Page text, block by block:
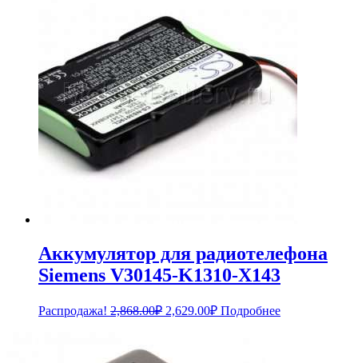
Аккумулятор для радиотелефона
Siemens V30145-K1310-X143
Распродажа! 2,868.00₽ Первоначальная
2,629.00₽Текущая
Подробнее